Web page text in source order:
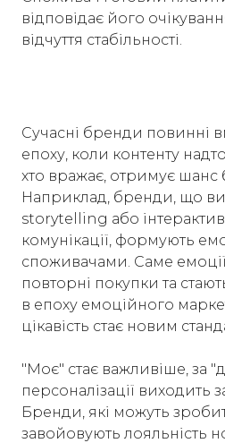
відповідає його
відчуття стабільності.
Сучасні бренди повинні
епоху, коли контенту
хто вражає, отримує шанс
Наприклад, бренди, що
storytelling або
комунікації, формують
споживачами. Саме
повторні покупки та
в епоху емоційного
цікавість стає новим
"Моє" стає важливіше, за
персоналізації виходить
Бренди, які можуть
завойовують лояльність